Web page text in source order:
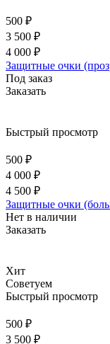
500 ₽
3 500 ₽
4 000 ₽
Защитные очки
Под заказ
Заказать
Быстрый просмотр
500 ₽
4 000 ₽
4 500 ₽
Защитные очки
Нет в наличии
Заказать
Хит
Советуем
Быстрый просмотр
500 ₽
3 500 ₽